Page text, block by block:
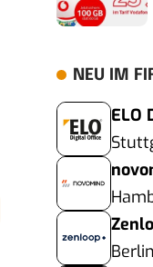
NEU IM
ELO
Berlin